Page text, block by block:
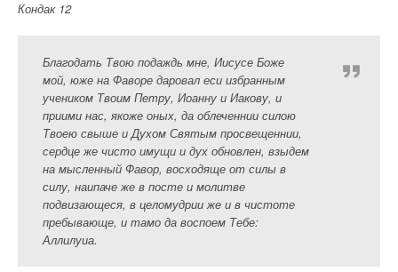
Кондак 12
Благодать Твою подаждь мне, Иисусе Боже
мой, юже на Фаворе даровал еси избранным
учеником Твоим Петру, Иоанну и Иакову, и
приими нас, якоже оных, да облеченнии силою
Твоею свыше и Духом Святым просвещеннии,
сердце же чисто имущи и дух обновлен, взыдем
на мысленный Фавор, восходяще от силы в
силу, наипаче же в посте и молитве
подвизающеся, в целомудрии же и в чистоте
пребывающе, и тамо да воспоем Тебе:
Аллилуиа.